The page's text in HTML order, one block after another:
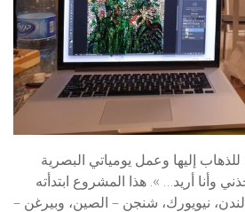
إليها وعمل يومياتي البصرية
وأنا أريد… ». هذا المشروع ابتدأته
مثل لندن، نيويورك، شنجن – الصين، وبيرغن –